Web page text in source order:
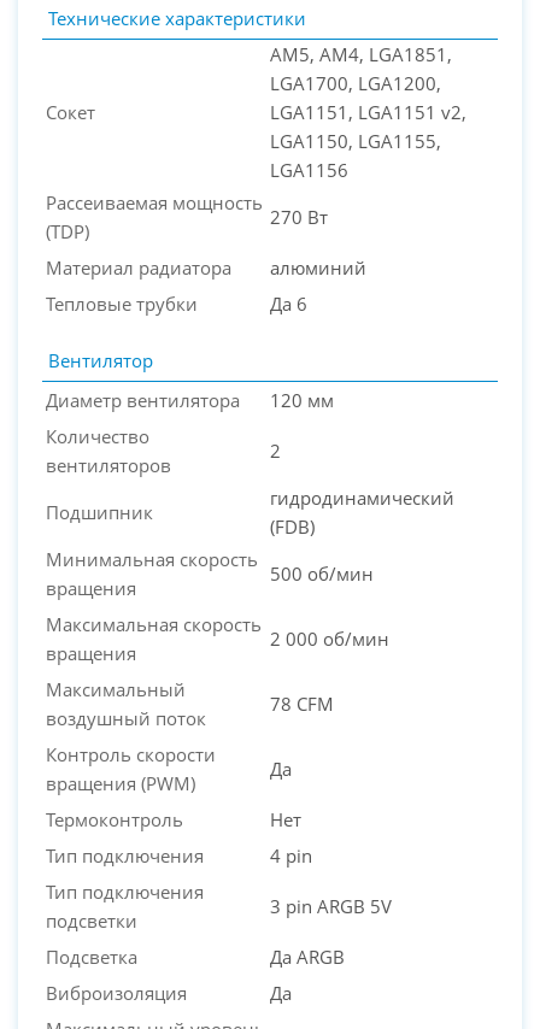
PC-Arena на карте Москвы — Яндекс Карты
Технические характеристики
Сокет
AM5, AM4, LGA1851,
LGA1700, LGA1200,
LGA1151, LGA1151 v2,
LGA1150, LGA1155,
LGA1156
Рассеиваемая мощность
(TDP)
270 Вт
Материал радиатора
алюминий
Тепловые трубки
Да 6
Вентилятор
Диаметр вентилятора
120 мм
Количество
вентиляторов
2
Подшипник
гидродинамический
(FDB)
Минимальная скорость
вращения
500 об/мин
Максимальная скорость
вращения
2 000 об/мин
Максимальный
воздушный поток
78 CFM
Контроль скорости
вращения (PWM)
Да
Термоконтроль
Нет
Тип подключения
4 pin
Тип подключения
подсветки
3 pin ARGB 5V
Подсветка
Да ARGB
Виброизоляция
Да